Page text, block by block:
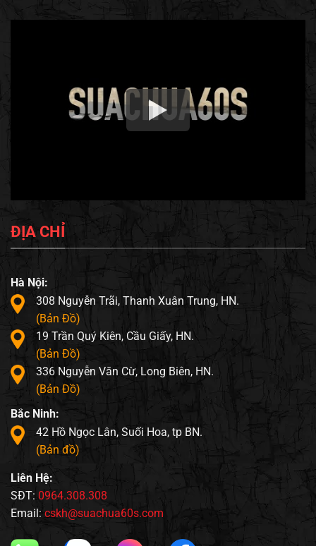
ĐỊA CHỈ
Hà Nội:
308 Nguyễn Trãi, Thanh Xuân Trung, HN.
(Bản Đồ)
19 Trần Quý Kiên, Cầu Giấy, HN.
(Bản Đồ)
336 Nguyễn Văn Cừ, Long Biên, HN.
(Bản Đồ)
Bắc Ninh:
42 Hồ Ngọc Lân, Suối Hoa, tp BN.
(Bản đồ)
Liên Hệ:
SĐT: 0964.308.308
Email: cskh@suachua60s.com